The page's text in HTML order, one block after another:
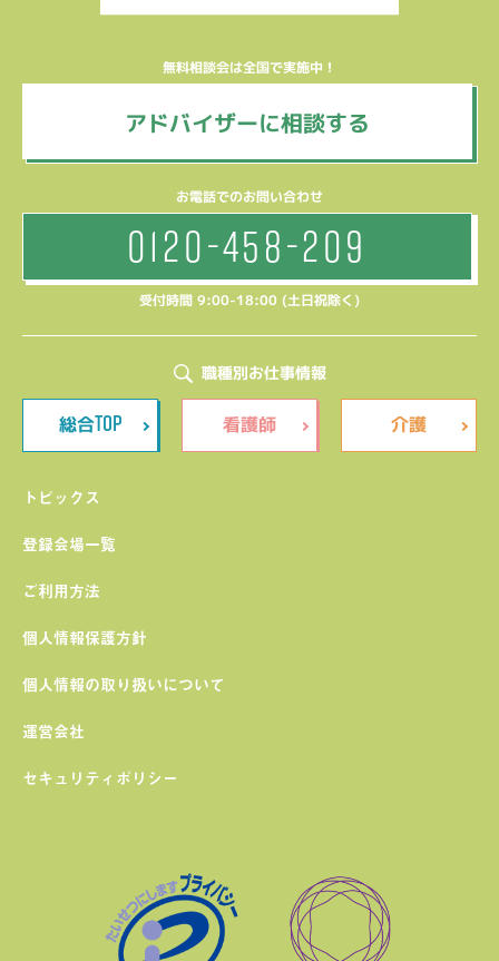
無料相談会は全国で実施中！
アドバイザーに相談する
お電話でのお問い合わせ
0120-458-209
受付時間 9:00-18:00 (土日祝除く)
職種別お仕事情報
総合TOP 看護師 介護
トピックス
登録会場一覧
ご利用方法
個人情報保護方針
個人情報の取り扱いについて
運営会社
セキュリティポリシー